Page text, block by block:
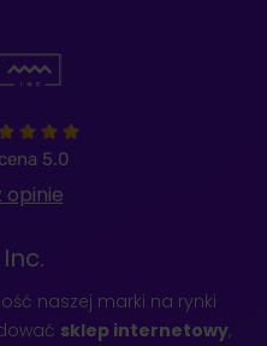
5.0
opinie
naszej marki na rynki
sklep internetowy,